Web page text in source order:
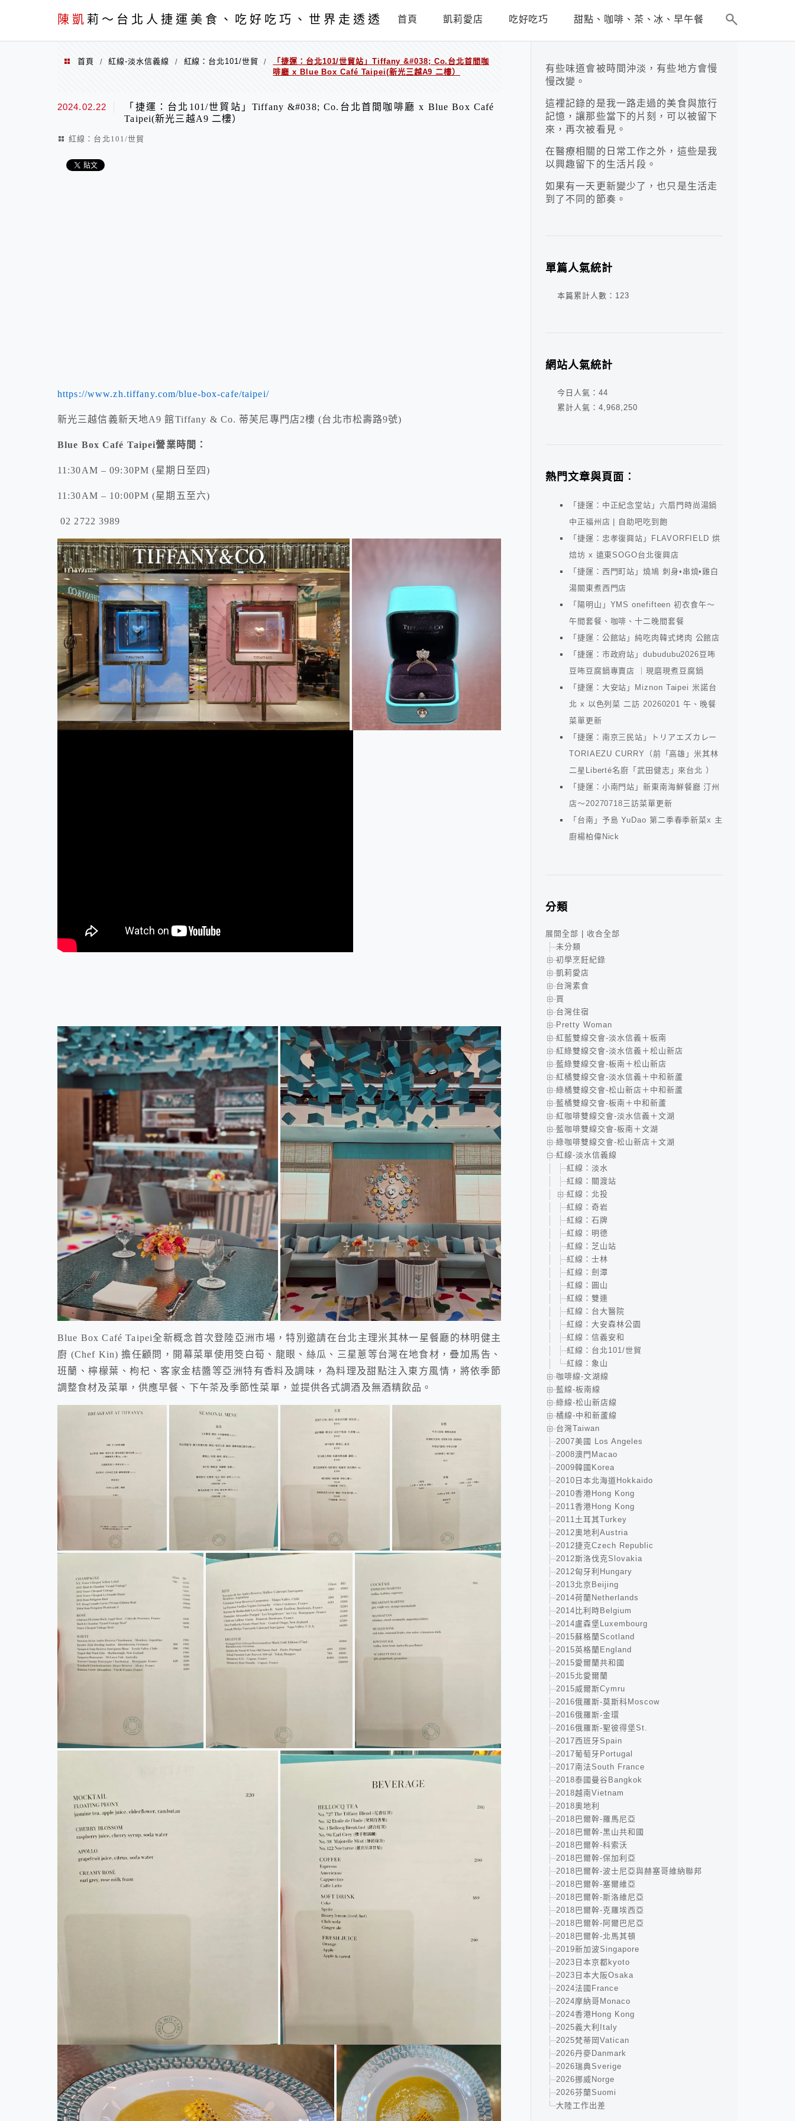
陳凱 莉～台北人捷運美食、吃好吃巧、世界走透透
menu
首頁 凱莉愛店 吃好吃巧 甜點、咖啡、茶、冰、早午餐
首頁 / 紅線-淡水信義線 / 紅線：台北101/世貿 /
「捷運：台北101/世貿站」Tiffany &#038; Co.台北首間咖
啡廳 x Blue Box Café Taipei(新光三越A9 二樓）
2024.02.22
「捷運：台北101/世貿站」Tiffany &#038; Co.台北首間咖啡廳 x Blue Box Café
Taipei(新光三越A9 二樓）
紅線：台北101/世貿
https://www.zh.tiffany.com/blue-box-cafe/taipei/
新光三越信義新天地A9 館Tiffany & Co. 蒂芙尼專門店2樓 (台北市松壽路9號)
Blue Box Café Taipei營業時間：
11:30AM – 09:30PM (星期日至四)
11:30AM – 10:00PM (星期五至六)
02 2722 3989
Blue Box Café Taipei全新概念首次登陸亞洲市場，特別邀請在台北主理米其林一星餐廳的林明健主
廚 (Chef Kin) 擔任顧問，開幕菜單使用筊白筍、龍眼、絲瓜、三星蔥等台灣在地食材，疊加馬告、
班蘭、檸檬葉、枸杞、客家金桔醬等亞洲特有香料及調味，為料理及甜點注入東方風情，將依季節
調整食材及菜單，供應早餐、下午茶及季節性菜單，並提供各式調酒及無酒精飲品。
有些味道會被時間沖淡，有些地方會慢
慢改變。
這裡記錄的是我一路走過的美食與旅行
記憶，讓那些當下的片刻，可以被留下
來，再次被看見。
在醫療相關的日常工作之外，這些是我
以興趣留下的生活片段。
如果有一天更新變少了，也只是生活走
到了不同的節奏。
單篇人氣統計
本篇累計人數： 123
網站人氣統計
今日人氣： 44
累計人氣： 4,968,250
熱門文章與頁面︰
「捷運：中正紀念堂站」六扇門時尚湯鍋
中正福州店 | 自助吧吃到飽
「捷運：忠孝復興站」FLAVORFIELD 烘
焙坊 x 遠東SOGO台北復興店
「捷運：西門町站」燒鳩 刺身•串燒•雞白
湯關東煮西門店
「陽明山」YMS onefifteen 初衣食午～
午間套餐、咖啡、十二晚間套餐
「捷運：公館站」純吃肉韓式烤肉 公館店
「捷運：市政府站」dubudubu2026豆咘
豆咘豆腐鍋專賣店 ｜現磨現煮豆腐鍋
「捷運：大安站」Miznon Taipei 米諾台
北 x 以色列菜 二訪 20260201 午、晚餐
菜單更新
「捷運：南京三民站」トリアエズカレー
TORIAEZU CURRY（前「高雄」米其林
二星Liberté名廚「武田健志」來台北 ）
「捷運：小南門站」新東南海鮮餐廳 汀州
店～20270718三訪菜單更新
「台南」予島 YuDao 第二季春季新菜x 主
廚楊柏偉Nick
分類
展開全部
收合全部
未分類
初學烹飪紀錄
凱莉愛店
台灣素食
買
台灣住宿
Pretty Woman
紅藍雙線交會-淡水信義＋板南
紅綠雙線交會-淡水信義＋松山新店
藍綠雙線交會-板南＋松山新店
紅橘雙線交會-淡水信義＋中和新蘆
綠橘雙線交會-松山新店＋中和新蘆
藍橘雙線交會-板南＋中和新蘆
紅咖啡雙線交會-淡水信義＋文湖
藍咖啡雙線交會-板南＋文湖
綠咖啡雙線交會-松山新店＋文湖
紅線-淡水信義線
紅線：淡水
紅線：關渡站
紅線：北投
紅線：奇岩
紅線：石牌
紅線：明德
紅線：芝山站
紅線：士林
紅線：劍潭
紅線：圓山
紅線：雙連
紅線：台大醫院
紅線：大安森林公園
紅線：信義安和
紅線：台北101/世貿
紅線：象山
咖啡線-文湖線
藍線-板南線
綠線-松山新店線
橘線-中和新蘆線
台灣Taiwan
2007美國 Los Angeles
2008澳門Macao
2009韓國Korea
2010日本北海道Hokkaido
2010香港Hong Kong
2011香港Hong Kong
2011土耳其Turkey
2012奧地利Austria
2012捷克Czech Republic
2012斯洛伐克Slovakia
2012匈牙利Hungary
2013北京Beijing
2014荷蘭Netherlands
2014比利時Belgium
2014盧森堡Luxembourg
2015蘇格蘭Scotland
2015英格蘭England
2015愛爾蘭共和國
2015北愛爾蘭
2015威爾斯Cymru
2016俄羅斯-莫斯科Moscow
2016俄羅斯-金環
2016俄羅斯-聖彼得堡St.
2017西班牙Spain
2017葡萄牙Portugal
2017南法South France
2018泰國曼谷Bangkok
2018越南Vietnam
2018奧地利
2018巴爾幹-羅馬尼亞
2018巴爾幹-黑山共和國
2018巴爾幹-科索沃
2018巴爾幹-保加利亞
2018巴爾幹-波士尼亞與赫塞哥維納聯邦
2018巴爾幹-塞爾維亞
2018巴爾幹-斯洛維尼亞
2018巴爾幹-克羅埃西亞
2018巴爾幹-阿爾巴尼亞
2018巴爾幹-北馬其頓
2019新加波Singapore
2023日本京都kyoto
2023日本大阪Osaka
2024法國France
2024摩納哥Monaco
2024香港Hong Kong
2025義大利Italy
2025梵蒂岡Vatican
2026丹麥Danmark
2026瑞典Sverige
2026挪威Norge
2026芬蘭Suomi
大陸工作出差